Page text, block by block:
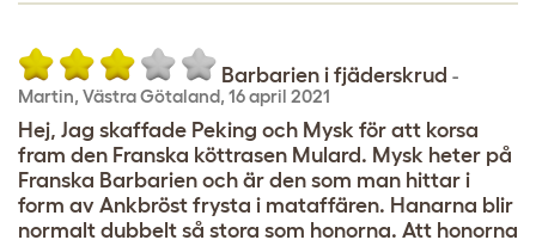
Barbarien i fjäderskrud -
Martin, Västra Götaland, 16 april 2021
Hej, Jag skaffade Peking och Mysk för att korsa
fram den Franska köttrasen Mulard. Mysk heter på
Franska Barbarien och är den som man hittar i
form av Ankbröst frysta i mataffären. Hanarna blir
normalt dubbelt så stora som honorna. Att honorna